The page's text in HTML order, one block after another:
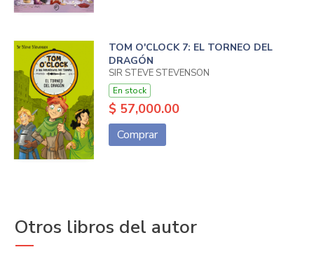
TOM O'CLOCK 7: EL TORNEO DEL
DRAGÓN
SIR STEVE STEVENSON
En stock
$ 57,000.00
Comprar
Otros libros del autor